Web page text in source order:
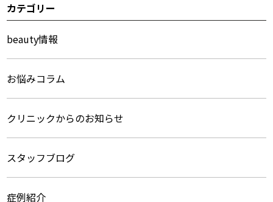
サ
イ
ド
メ
ニ
ュ
ー
カテゴリー
beauty情報
お悩みコラム
クリニックからのお知らせ
スタッフブログ
症例紹介